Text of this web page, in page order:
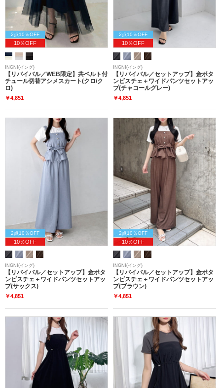
2点10％OFF
10％OFF
INGNI(イング)
【リバイバル／WEB限定】共ベルト付
チュール切替アシメスカート(クロ/ク
ロ)
￥4,851
2点10％OFF
10％OFF
INGNI(イング)
【リバイバル／セットアップ】金ボタ
ンビスチェ＋ワイドパンツセットアッ
プ(チャコールグレー)
￥4,851
2点10％OFF
10％OFF
INGNI(イング)
【リバイバル／セットアップ】金ボタ
ンビスチェ＋ワイドパンツセットアッ
プ(サックス)
￥4,851
2点10％OFF
10％OFF
INGNI(イング)
【リバイバル／セットアップ】金ボタ
ンビスチェ＋ワイドパンツセットアッ
プ(ブラウン)
￥4,851